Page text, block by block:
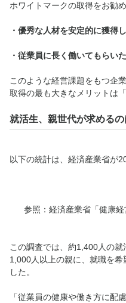
ホワイトマークの取得をお勧
・優秀な人材を安定的に獲得
・従業員に長く働いてもらい
このような経営課題をもつ企
取得の最も大きなメリットは
就活生、親世代が求める
以下の統計は、経済産業省が
参照：経済産業省「健康
この調査では、約1,400人の
1,000人以上の親に、就職を
した。
「従業員の健康や働き方に配